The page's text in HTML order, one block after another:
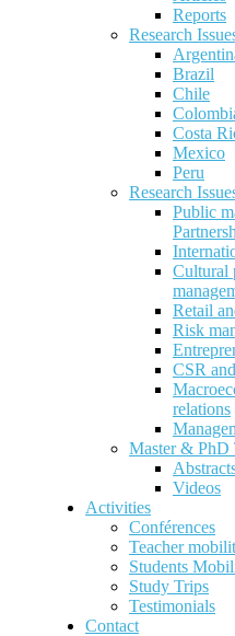
Reports
Research
Brazil
Chile
Costa
Mexico
Peru
Research
Public
Cultural
Retail
Risk
CSR
relations
Master & PhD
Videos
Activities
Conférences
Teacher
Students
Study Trips
Testimonials
Contact